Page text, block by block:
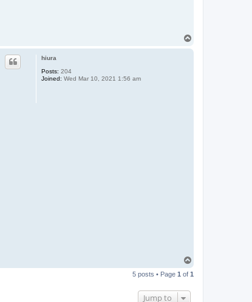
hiura
Posts: 204
Joined: Wed Mar 10, 2021 1:56 am
p
5 posts • Page 1 of 1
Jump to